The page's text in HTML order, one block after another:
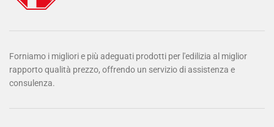
Forniamo i migliori e più adeguati prodotti per l'edilizia al miglior
rapporto qualità prezzo, offrendo un servizio di assistenza e
consulenza.